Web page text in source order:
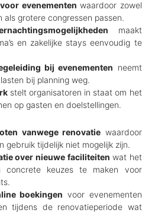
evenementen waardoor zowel
als grotere congressen passen.
maakt
en zakelijke stays eenvoudig te
bij evenementen neemt
bij planning weg.
stelt organisatoren in staat om het
op gasten en doelstellingen.
vanwege renovatie waardoor
gebruik tijdelijk niet mogelijk zijn.
over nieuwe faciliteiten wat het
concrete keuzes te maken voor
boekingen voor evenementen
tijdens de renovatieperiode wat